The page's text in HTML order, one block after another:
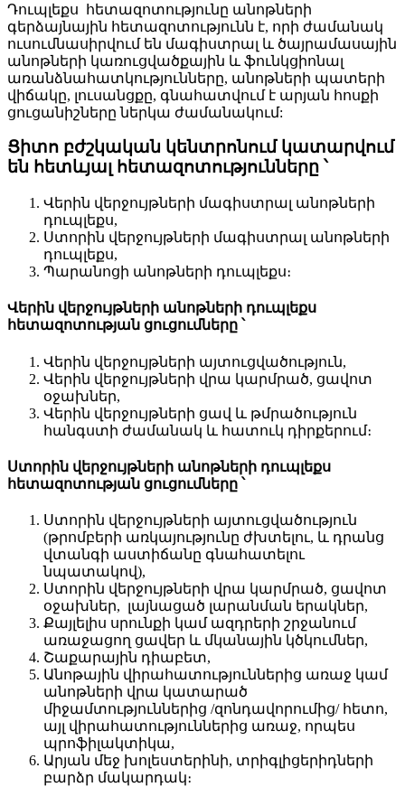
Դուպլեքս հետազոտությունը անոթների
գերձայնային հետազոտությունն է, որի ժամանակ
ուսումնասիրվում են մագիստրալ և ծայրամասային
անոթների կառուցվածքային և ֆունկցիոնալ
առանձնահատկությունները, անոթների պատերի
վիճակը, լուսանցքը, գնահատվում է արյան հոսքի
ցուցանիշները ներկա ժամանակում:
Ցիտո բժշկական կենտրոնում կատարվում
են հետևյալ հետազոտությունները ՝
Վերին վերջույթների մագիստրալ անոթների
դուպլեքս,
Ստորին վերջույթների մագիստրալ անոթների
դուպլեքս,
Պարանոցի անոթների դուպլեքս։
Վերին վերջույթների անոթների դուպլեքս
հետազոտության ցուցումները ՝
Վերին վերջույթների այտուցվածություն,
Վերին վերջույթների վրա կարմրած, ցավոտ
օջախներ,
Վերին վերջույթների ցավ և թմրածություն
հանգստի ժամանակ և հատուկ դիրքերում։
Ստորին վերջույթների անոթների դուպլեքս
հետազոտության ցուցումները ՝
Ստորին վերջույթների այտուցվածություն
(թրոմբերի առկայությունը ժխտելու, և դրանց
վտանգի աստիճանը գնահատելու
նպատակով),
Ստորին վերջույթների վրա կարմրած, ցավոտ
օջախներ, լայնացած լարանման երակներ,
Քայլելիս սրունքի կամ ազդրերի շրջանում
առաջացող ցավեր և մկանային կծկումներ,
Շաքարային դիաբետ,
Անոթային վիրահատություններից առաջ կամ
անոթների վրա կատարած
միջամտություններից /զոնդավորումից/ հետո,
այլ վիրահատություններից առաջ, որպես
պրոֆիլակտիկա,
Արյան մեջ խոլեստերինի, տրիգլիցերիդների
բարձր մակարդակ։